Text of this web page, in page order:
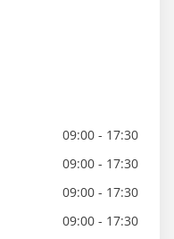
09:00 - 17:30
09:00 - 17:30
09:00 - 17:30
09:00 - 17:30